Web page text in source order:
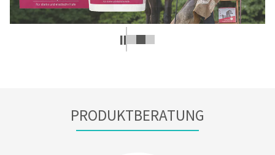
PRODUKTBERATUNG